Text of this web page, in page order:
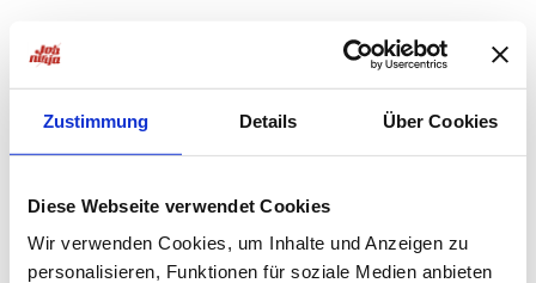
Zustimmung Details Über Cookies
Diese Webseite verwendet Cookies
Wir verwenden Cookies, um Inhalte und Anzeigen zu
personalisieren, Funktionen für soziale Medien anbieten